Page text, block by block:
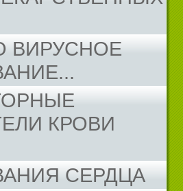
ВИРУСНОЕ
КРОВИ
СЕРДЦА